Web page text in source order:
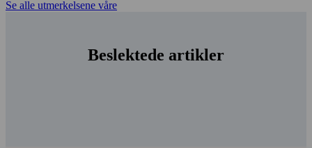
Se alle utmerkelsene våre
Beslektede artikler